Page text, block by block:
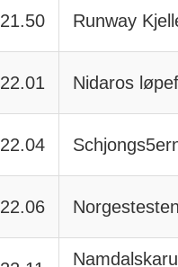
21.50 Runway
22.01 Nidaros
22.04
22.06